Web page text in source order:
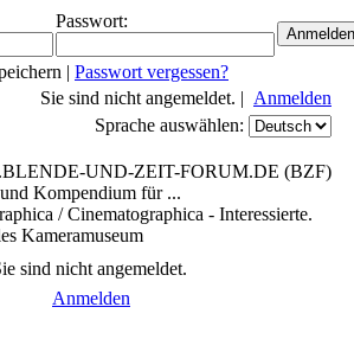
Passwort:
| Passwort vergessen?
Sie sind nicht angemeldet. | Anmelden
Sprache auswählen:
UND-ZEIT-FORUM.DE (BZF)
Kompendium für ...
/ Cinematographica - Interessierte.
Kameramuseum
sind nicht angemeldet.
Anmelden